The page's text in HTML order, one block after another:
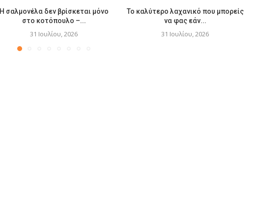
Η σαλμονέλα δεν βρίσκεται μόνο
στο κοτόπουλο –...
31 Ιουλίου, 2026
Το καλύτερο λαχανικό που μπορείς
να φας εάν...
31 Ιουλίου, 2026